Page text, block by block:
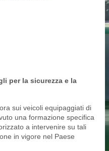
per la sicurezza e la
sui veicoli equipaggiati di
una formazione specifica
a intervenire su tali
in vigore nel Paese